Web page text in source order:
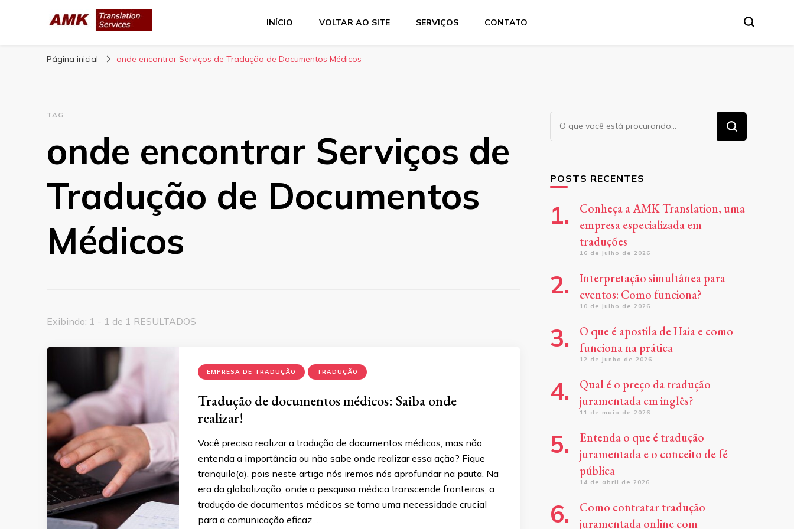
AMK Translation Services
INÍCIO VOLTAR AO SITE SERVIÇOS CONTATO
Página inicial onde encontrar Serviços de Tradução de Documentos Médicos
TAG
onde encontrar Serviços de
Tradução de Documentos
Médicos
Exibindo: 1 - 1 de 1 RESULTADOS
EMPRESA DE TRADUÇÃO TRADUÇÃO
Tradução de documentos médicos: Saiba onde
realizar!
Você precisa realizar a tradução de documentos médicos, mas não
entenda a importância ou não sabe onde realizar essa ação? Fique
tranquilo(a), pois neste artigo nós iremos nós aprofundar na pauta. Na
era da globalização, onde a pesquisa médica transcende fronteiras, a
tradução de documentos médicos se torna uma necessidade crucial
para a comunicação eficaz …
Procurando
algo?
POSTS RECENTES
Conheça a AMK Translation, uma
empresa especializada em
traduções
16 de julho de 2026
Interpretação simultânea para
eventos: Como funciona?
10 de julho de 2026
O que é apostila de Haia e como
funciona na prática
12 de junho de 2026
Qual é o preço da tradução
juramentada em inglês?
11 de maio de 2026
Entenda o que é tradução
juramentada e o conceito de fé
pública
14 de abril de 2026
Como contratar tradução
juramentada online com